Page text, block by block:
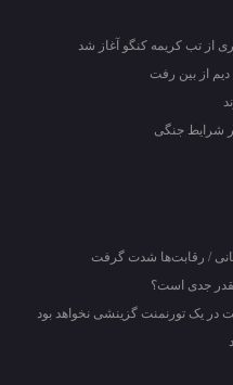
از تب کریمه کنگو آغاز شد
شرایط جنگی
/ رقابت‌ها شدت گرفت
جدی است؟
یک تورنمنت گزینشی نخواهد بود